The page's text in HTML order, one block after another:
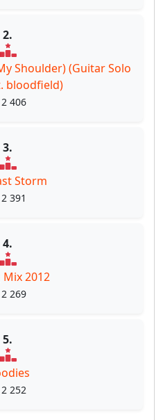
2.
Shoulder) (Guitar Solo
bloodfield)
2 406
3.
Storm
2 391
4.
2012
2 269
5.
2 252